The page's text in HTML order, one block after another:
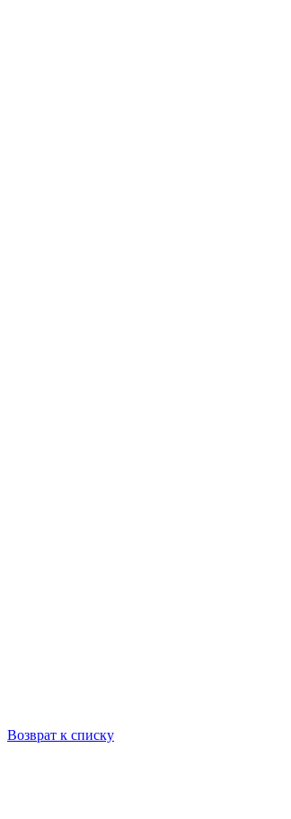
Возврат к списку